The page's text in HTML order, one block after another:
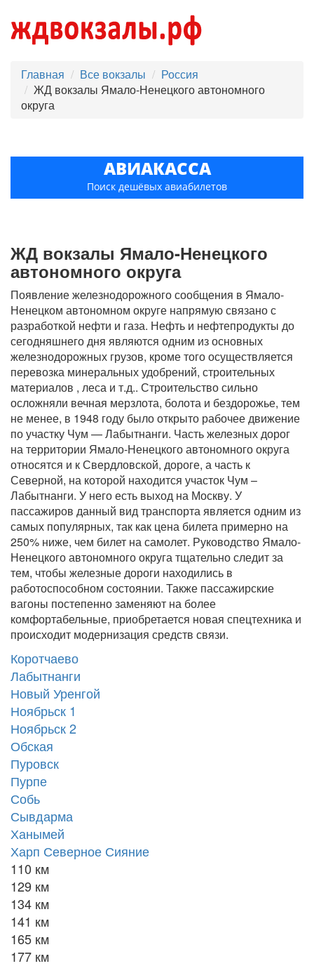
Главная Все вокзалы
Россия
ЖД вокзалы Ямало-Ненецкого автономного
округа
АВИАКАССА
Поиск дешёвых авиабилетов
ЖД вокзалы Ямало-Ненецкого
автономного округа
Появление железнодорожного сообщения в Ямало-
Ненецком автономном округе напрямую связано с
разработкой нефти и газа. Нефть и нефтепродукты до
сегодняшнего дня являются одним из основных
железнодорожных грузов, кроме того осуществляется
перевозка минеральных удобрений, строительных
материалов , леса и т.д.. Строительство сильно
осложняли вечная мерзлота, болота и бездорожье, тем
не менее, в 1948 году было открыто рабочее движение
по участку Чум — Лабытнанги. Часть железных дорог
на территории Ямало-Ненецкого автономного округа
относятся и к Свердловской, дороге, а часть к
Северной, на которой находится участок Чум –
Лабытнанги. У него есть выход на Москву. У
пассажиров данный вид транспорта является одним из
самых популярных, так как цена билета примерно на
250% ниже, чем билет на самолет. Руководство Ямало-
Ненецкого автономного округа тщательно следит за
тем, чтобы железные дороги находились в
работоспособном состоянии. Также пассажирские
вагоны постепенно заменяют на более
комфортабельные, приобретается новая спецтехника и
происходит модернизация средств связи.
Коротчаево
Лабытнанги
Новый Уренгой
Ноябрьск 1
Ноябрьск 2
Обская
Пуровск
Пурпе
Собь
Сывдарма
Ханымей
Харп Северное Сияние
110 км
129 км
134 км
141 км
165 км
177 км